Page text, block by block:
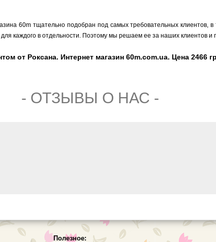
60m тщательно подобран под самых требовательных клиентов,
каждого в отдельности. Поэтому мы решаем ее за наших клиентов и
от Роксана. Интернет магазин 60m.com.ua. Цена 2466
- ОТЗЫВЫ О НАС -
Полезное: